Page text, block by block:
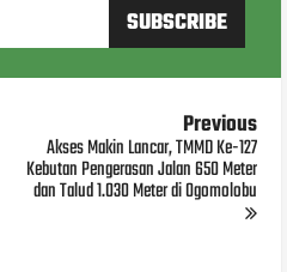
Previous
Akses Makin Lancar, TMMD Ke-127
Kebutan Pengerasan Jalan 650 Meter
dan Talud 1.030 Meter di Ogomolobu